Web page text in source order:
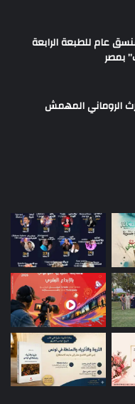
عام للطبعة الرابعة
بمصر
الروماني المهمش